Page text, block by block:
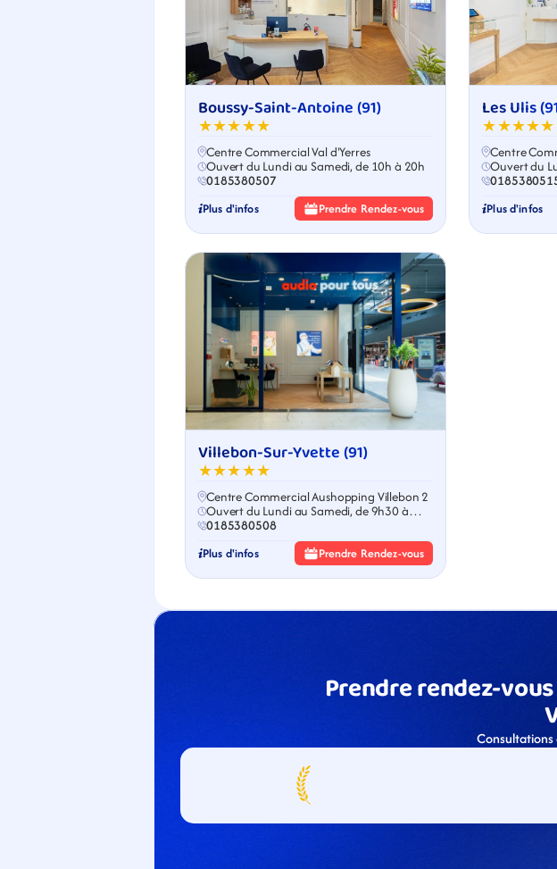
Boussy-Saint-Antoine (91)
★★★★★
Centre Commercial Val d'Yerres
Ouvert du Lundi au Samedi, de 10h à 20h
0185380507
Plus d'infos Prendre Rendez-vous
Les Ulis
★★★★★
Centre
Ouvert du
19h30
Plus d'infos
Villebon-Sur-Yvette (91)
★★★★★
Centre Commercial Aushopping Villebon 2
Ouvert du Lundi au Samedi, de 9h30 à
19h30
0185380508
Plus d'infos Prendre Rendez-vous
Prendre rendez-